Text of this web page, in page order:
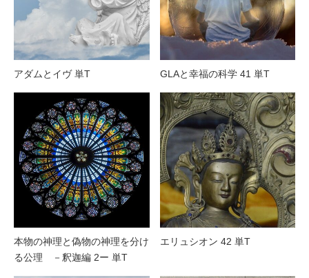
アダムとイヴ 単T GLAと幸福の科学 41 単T
本物の神理と偽物の神理を分け
る公理 －釈迦編 2ー 単T
エリュシオン 42 単T